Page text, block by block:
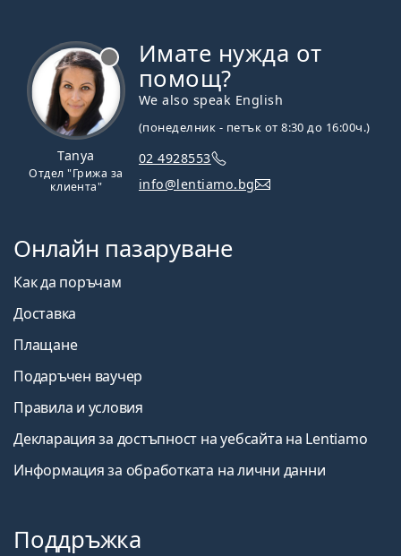
Tanya
Отдел "Грижа за
клиента"
Имате нужда от
помощ?
We also speak English
(понеделник - петък от 8:30 до 16:00ч.)
02 4928553
info@lentiamo.bg
Онлайн пазаруване
Как да поръчам
Доставка
Плащане
Подаръчен ваучер
Правила и условия
Декларация за достъпност на уебсайта на Lentiamo
Информация за обработката на лични данни
Поддръжка